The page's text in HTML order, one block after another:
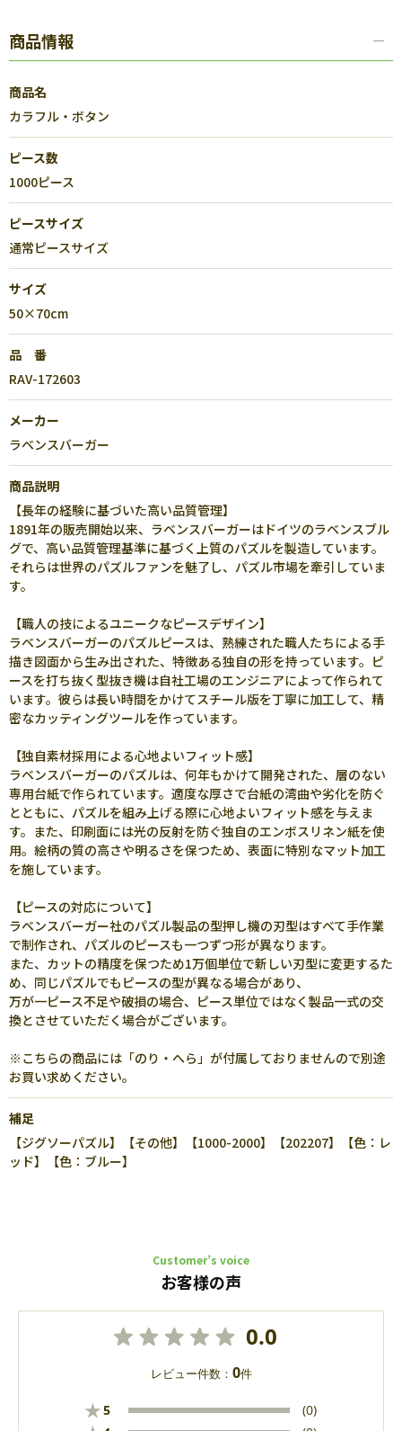
商品情報
商品名
カラフル・ボタン
ピース数
1000ピース
ピースサイズ
通常ピースサイズ
サイズ
50×70cm
品 番
RAV-172603
メーカー
ラベンスバーガー
商品説明
【長年の経験に基づいた高い品質管理】
1891年の販売開始以来、ラベンスバーガーはドイツのラベンスブル
グで、高い品質管理基準に基づく上質のパズルを製造しています。
それらは世界のパズルファンを魅了し、パズル市場を牽引していま
す。
【職人の技によるユニークなピースデザイン】
ラベンスバーガーのパズルピースは、熟練された職人たちによる手
描き図面から生み出された、特徴ある独自の形を持っています。ピ
ースを打ち抜く型抜き機は自社工場のエンジニアによって作られて
います。彼らは長い時間をかけてスチール版を丁寧に加工して、精
密なカッティングツールを作っています。
【独自素材採用による心地よいフィット感】
ラベンスバーガーのパズルは、何年もかけて開発された、層のない
専用台紙で作られています。適度な厚さで台紙の湾曲や劣化を防ぐ
とともに、パズルを組み上げる際に心地よいフィット感を与えま
す。また、印刷面には光の反射を防ぐ独自のエンボスリネン紙を使
用。絵柄の質の高さや明るさを保つため、表面に特別なマット加工
を施しています。
【ピースの対応について】
ラベンスバーガー社のパズル製品の型押し機の刃型はすべて手作業
で制作され、パズルのピースも一つずつ形が異なります。
また、カットの精度を保つため1万個単位で新しい刃型に変更するた
め、同じパズルでもピースの型が異なる場合があり、
万が一ピース不足や破損の場合、ピース単位ではなく製品一式の交
換とさせていただく場合がございます。
※こちらの商品には「のり・へら」が付属しておりませんので別途
お買い求めください。
補足
【ジグソーパズル】【その他】【1000-2000】【202207】【色：レ
ッド】【色：ブルー】
Customer’s voice
お客様の声
0.0
レビュー件数： 0件
★5 (0)